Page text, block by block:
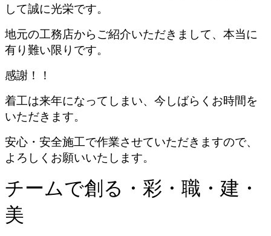
して誠に光栄です。
地元の工務店からご紹介いただきまして、本当に
有り難い限りです。
感謝！！
着工は来年になってしまい、今しばらくお時間を
いただきます。
安心・安全施工で作業させていただきますので、
よろしくお願いいたします。
チームで創る・彩・職・建・
美